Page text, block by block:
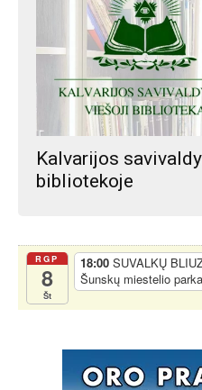
Kalvarijos
bibliotekoje
RGP
8
Št
18:00 SUVALKŲ
Šunskų miestelio